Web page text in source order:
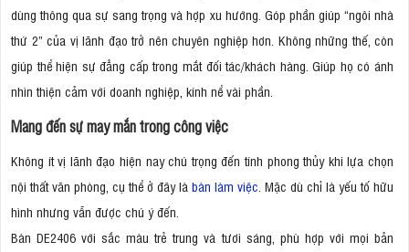
dùng thông qua sự sang trọng và hợp xu hướng. Góp phần giúp “ngôi nhà
thứ 2” của vị lãnh đạo trở nên chuyên nghiệp hơn. Không những thế, còn
giúp thể hiện sự đẳng cấp trong mắt đối tác/khách hàng. Giúp họ có ánh
nhìn thiện cảm với doanh nghiệp, kính nể vài phần.
Mang đến sự may mắn trong công việc
Không ít vị lãnh đạo hiện nay chú trọng đến tính phong thủy khi lựa chọn
nội thất văn phòng, cụ thể ở đây là bàn làm việc . Mặc dù chỉ là yếu tố hữu
hình nhưng vẫn được chú ý đến.
Bàn DE2406 với sắc màu trẻ trung và tươi sáng, phù hợp với mọi bản